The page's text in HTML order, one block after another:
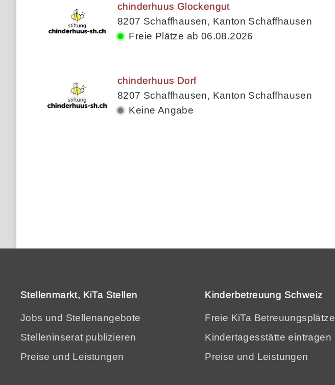
chinderhuus Glockengut
8207 Schaffhausen, Kanton Schaffhausen
Freie Plätze ab 06.08.2026
chinderhuus Dorf
8207 Schaffhausen, Kanton Schaffhausen
Keine Angabe
Stellenmarkt, KiTa Stellen
Jobs und Stellenangebote
Stelleninserat publizieren
Preise und Leistungen
Kinderbetreuung Schweiz
Freie KiTa Betreuungsplätze
Kindertagesstätte eintragen
Preise und Leistungen